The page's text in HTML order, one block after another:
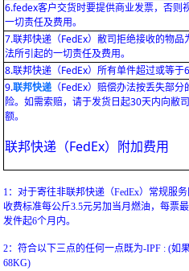
6.fedex客户交货时要提供商业发票，否则
一切责任及费用。
7.联邦快递（FedEx）敝司拒绝接收的物
法所引起的一切责任及费用。
8.联邦快递（FedEx）所有单件超过或等
9.联邦快递 （FedEx）赔偿办法按丢失部
险。如需索赔，请于发货日起30天内向敝
额。
联邦快递（FedEx）附加费用
1：对于寄往非联邦快递（FedEx）常规服
收费标准每公斤3.5元另加当月燃油，每票
发件起6个月内。
2：符合以下三点的任何一点既为-IPF : (如
68KG)